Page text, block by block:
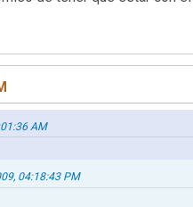
AM
04:18:43 PM